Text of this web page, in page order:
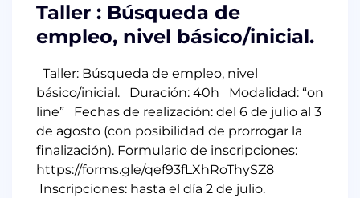
Taller : Búsqueda de
empleo, nivel básico/inicial.
Taller: Búsqueda de empleo, nivel
básico/inicial. Duración: 40h Modalidad: “on
line” Fechas de realización: del 6 de julio al 3
de agosto (con posibilidad de prorrogar la
finalización). Formulario de inscripciones:
https://forms.gle/qef93fLXhRoThySZ8
Inscripciones: hasta el día 2 de julio.